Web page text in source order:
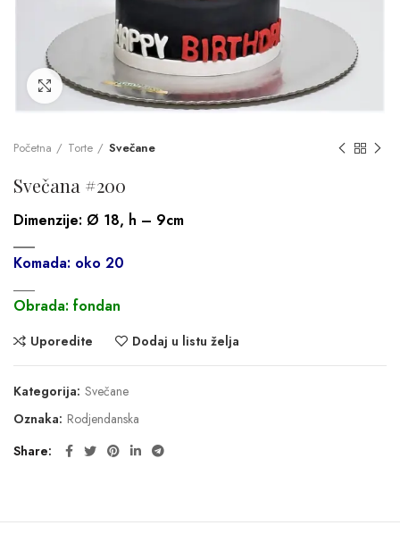
Click to enlarge
Početna Torte Svečane
Svečana #200
Dimenzije: Ø 18, h – 9cm
___
Komada: oko 20
Obrada: fondan
Uporedite Dodaj u listu želja
Kategorija: Svečane
Oznaka: Rodjendanska
Share